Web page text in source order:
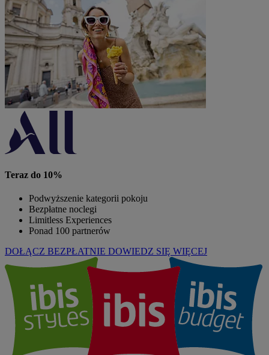
Teraz do 10%
Podwyższenie kategorii pokoju
Bezpłatne noclegi
Limitless Experiences
Ponad 100 partnerów
DOŁĄCZ BEZPŁATNIE DOWIEDZ SIĘ WIĘCEJ